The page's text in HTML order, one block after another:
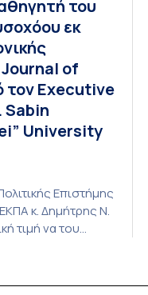
του
εκ
of
Executive
Sabin
University
Επιστήμης
κ. Δημήτρης Ν.
τιμή να του